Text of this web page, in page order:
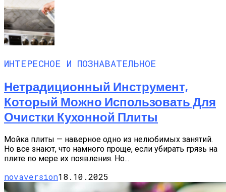
ИНТЕРЕСНОЕ И ПОЗНАВАТЕЛЬНОЕ
Нетрадиционный Инструмент,
Который Можно Использовать Для
Очистки Кухонной Плиты
Мойка плиты — наверное одно из нелюбимых занятий.
Но все знают, что намного проще, если убирать грязь на
плите по мере их появления. Но...
novaversion18.10.2025